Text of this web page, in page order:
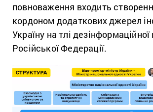
повноваження входить
кордоном додаткових джерел
Україну на тлі дезінформаційної
Російської Федерації.